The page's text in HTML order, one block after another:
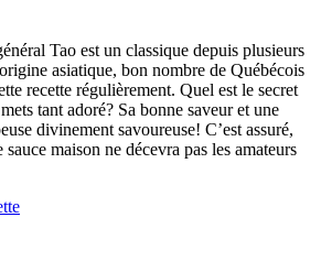
Tao est un classique depuis plusieurs
asiatique, bon nombre de Québécois
recette régulièrement. Quel est le secret
tant adoré? Sa bonne saveur et une
divinement savoureuse! C’est assuré,
sauce maison ne décevra pas les amateurs